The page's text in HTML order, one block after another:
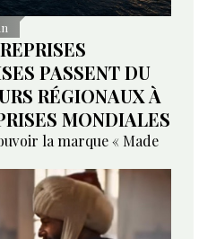
PASSENT DU
RÉGIONAUX À
MONDIALES
la marque « Made